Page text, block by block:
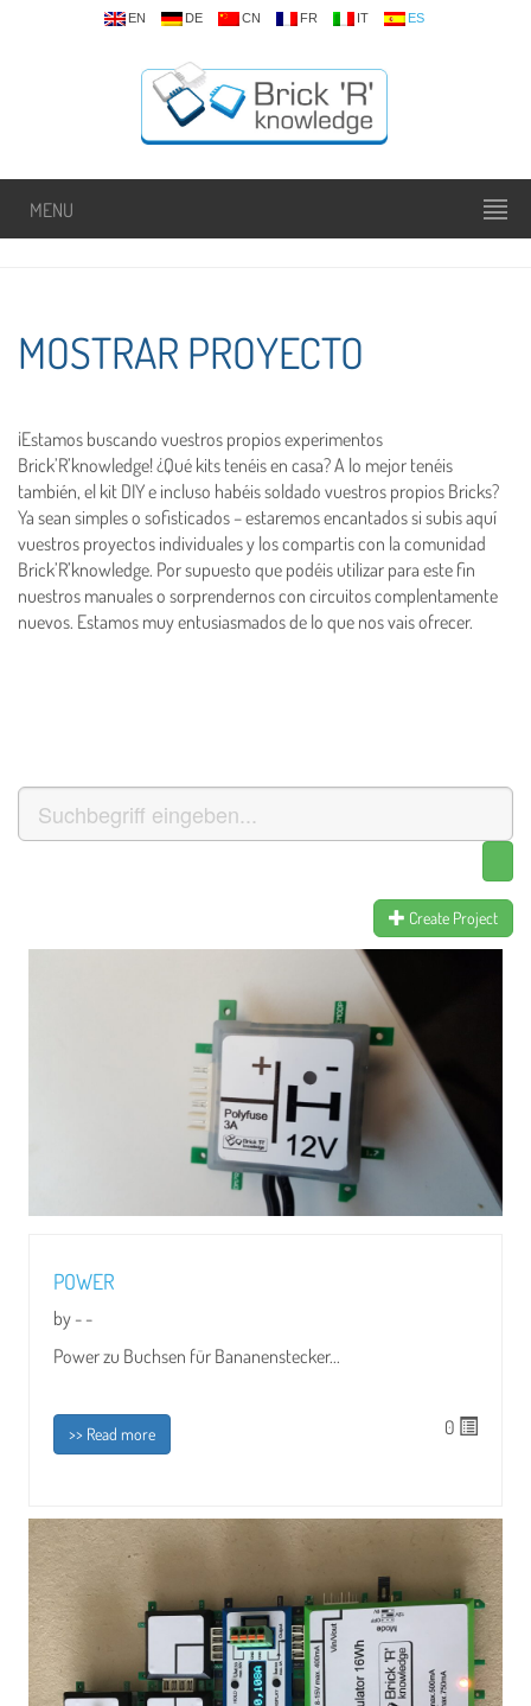
EN DE CN FR IT ES
MENU
MOSTRAR PROYECTO
¡Estamos buscando vuestros propios experimentos
Brick’R’knowledge! ¿Qué kits tenéis en casa? A lo mejor tenéis
también, el kit DIY e incluso habéis soldado vuestros propios Bricks?
Ya sean simples o sofisticados – estaremos encantados si subis aquí
vuestros proyectos individuales y los compartis con la comunidad
Brick’R’knowledge. Por supuesto que podéis utilizar para este fin
nuestros manuales o sorprendernos con circuitos complentamente
nuevos. Estamos muy entusiasmados de lo que nos vais ofrecer.
Create Project
POWER
by - -
Power zu Buchsen für Bananenstecker...
>> Read more 0